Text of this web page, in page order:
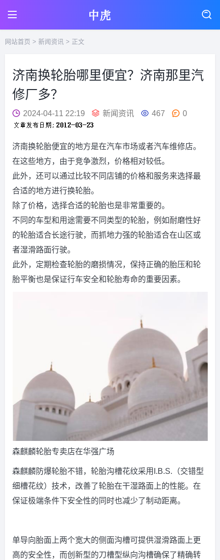
网站首页 > 新闻资讯 > 正文
济南换轮胎哪里便宜？济南那里汽
修厂多？
2024-04-11 22:19 新闻资讯 467 0
济南换轮胎便宜的地方是在汽车市场或者汽车维修店。
在这些地方，由于竞争激烈，价格相对较低。
此外，还可以通过比较不同店铺的价格和服务来选择最
合适的地方进行换轮胎。
除了价格，选择合适的轮胎也是非常重要的。
不同的车型和用途需要不同类型的轮胎，例如耐磨性好
的轮胎适合长途行驶，而抓地力强的轮胎适合在山区或
者湿滑路面行驶。
此外，定期检查轮胎的磨损情况，保持正确的胎压和轮
胎平衡也是保证行车安全和轮胎寿命的重要因素。
森麒麟轮胎专卖店在华强广场
森麒麟防爆轮胎不错，轮胎沟槽花纹采用I.B.S.（交错型
细槽花纹）技术，改善了轮胎在干湿路面上的性能。在
保证极端条件下安全性的同时也减少了制动距离。
单导向胎面上两个宽大的侧面沟槽可提供湿滑路面上更
高的安全性，而创新型的刀槽型纵向沟槽确保了精确转